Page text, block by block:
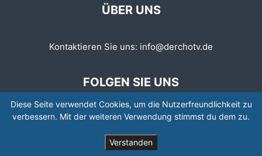
ÜBER UNS
Kontaktieren Sie uns: info@derchotv.de
FOLGEN SIE UNS
Diese Seite verwendet Cookies, um die Nutzerfreundlichkeit zu
verbessern. Mit der weiteren Verwendung stimmst du dem zu.
Verstanden